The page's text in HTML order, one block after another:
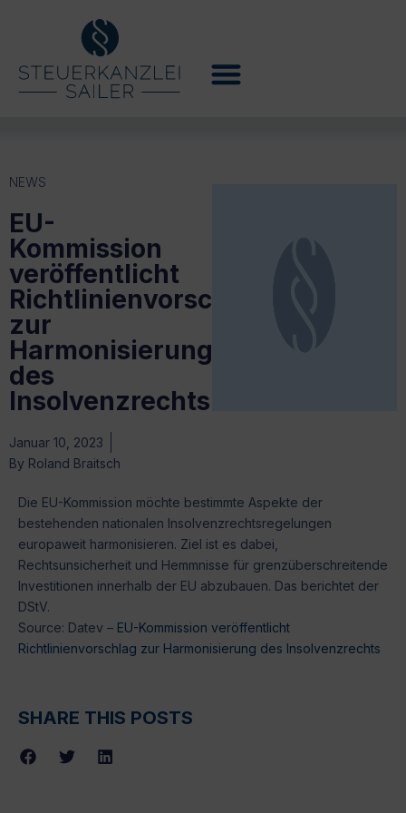
NEWS
EU-
Kommission
veröffentlicht
Richtlinienvorschlag
zur
Harmonisierung
des
Insolvenzrechts
Januar 10, 2023
By Roland Braitsch
Die EU-Kommission möchte bestimmte Aspekte der
bestehenden nationalen Insolvenzrechtsregelungen
europaweit harmonisieren. Ziel ist es dabei,
Rechtsunsicherheit und Hemmnisse für grenzüberschreitende
Investitionen innerhalb der EU abzubauen. Das berichtet der
DStV.
Source: Datev – EU-Kommission veröffentlicht
Richtlinienvorschlag zur Harmonisierung des Insolvenzrechts
SHARE THIS POSTS